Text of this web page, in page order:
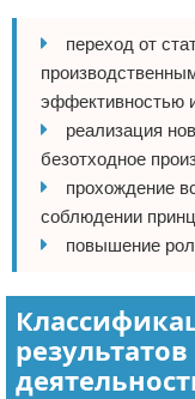
переход от
эффективностью
реализация
безотходное
прохождение
соблюдении
повышение